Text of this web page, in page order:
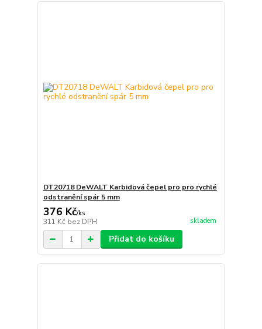
DT20718 DeWALT Karbidová čepel pro pro rychlé
odstranění spár 5 mm
376 Kč/ks
311 Kč bez DPH skladem
Přidat do košíku